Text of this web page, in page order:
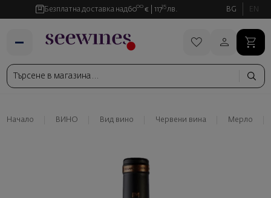
Безплатна доставка над6000 € 11735 лв. BG EN
Начало ВИНО Вид вино Червени вина Мерло